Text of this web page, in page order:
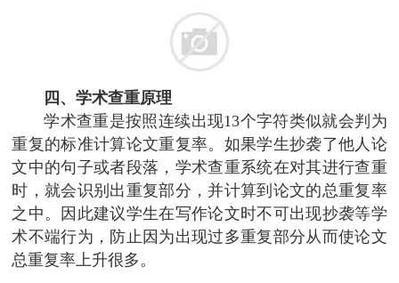
四、学术查重原理
学术查重是按照连续出现13个字符类似就会判为
重复的标准计算论文重复率。如果学生抄袭了他人论
文中的句子或者段落，学术查重系统在对其进行查重
时，就会识别出重复部分，并计算到论文的总重复率
之中。因此建议学生在写作论文时不可出现抄袭等学
术不端行为，防止因为出现过多重复部分从而使论文
总重复率上升很多。